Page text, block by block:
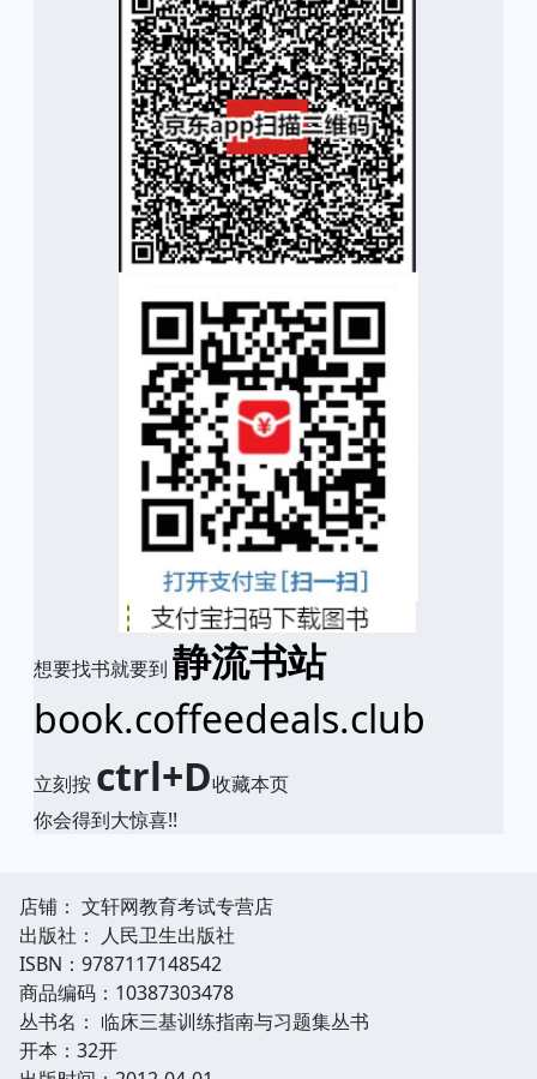
想要找书就要到 静流书站
book.coffeedeals.club
立刻按 ctrl+D收藏本页
你会得到大惊喜!!
店铺： 文轩网教育考试专营店
出版社： 人民卫生出版社
ISBN：9787117148542
商品编码：10387303478
丛书名： 临床三基训练指南与习题集丛书
开本：32开